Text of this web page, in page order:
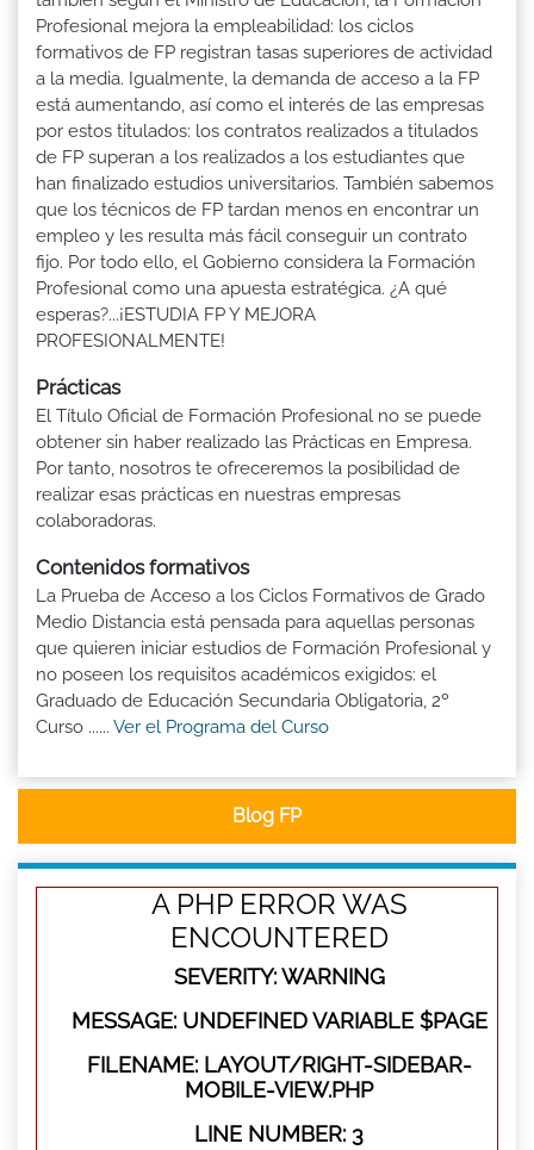
Profesional mejora la empleabilidad: los ciclos
formativos de FP registran tasas superiores de actividad
a la media. Igualmente, la demanda de acceso a la FP
está aumentando, así como el interés de las empresas
por estos titulados: los contratos realizados a titulados
de FP superan a los realizados a los estudiantes que
han finalizado estudios universitarios. También sabemos
que los técnicos de FP tardan menos en encontrar un
empleo y les resulta más fácil conseguir un contrato
fijo. Por todo ello, el Gobierno considera la Formación
Profesional como una apuesta estratégica. ¿A qué
esperas?...¡ESTUDIA FP Y MEJORA
PROFESIONALMENTE!
Prácticas
El Título Oficial de Formación Profesional no se puede
obtener sin haber realizado las Prácticas en Empresa.
Por tanto, nosotros te ofreceremos la posibilidad de
realizar esas prácticas en nuestras empresas
colaboradoras.
Contenidos formativos
La Prueba de Acceso a los Ciclos Formativos de Grado
Medio Distancia está pensada para aquellas personas
que quieren iniciar estudios de Formación Profesional y
no poseen los requisitos académicos exigidos: el
Graduado de Educación Secundaria Obligatoria, 2º
Curso ...... Ver el Programa del Curso
Blog FP
A PHP ERROR WAS
ENCOUNTERED
SEVERITY: WARNING
MESSAGE: UNDEFINED VARIABLE $PAGE
FILENAME: LAYOUT/RIGHT-SIDEBAR-
MOBILE-VIEW.PHP
LINE NUMBER: 3